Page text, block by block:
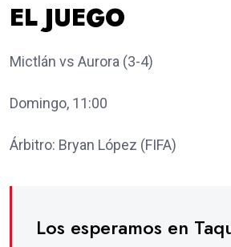
EL JUEGO
Mictlán vs Aurora (3-4)
Domingo, 11:00
Árbitro: Bryan López (FIFA)
Los esperamos en